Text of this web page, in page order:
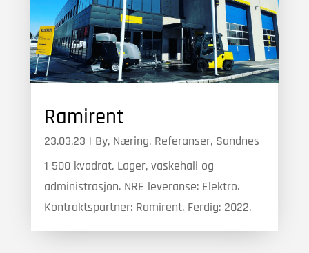
Ramirent
23.03.23 | By, Næring, Referanser, Sandnes
1 500 kvadrat. Lager, vaskehall og
administrasjon. NRE leveranse: Elektro.
Kontraktspartner: Ramirent. Ferdig: 2022.